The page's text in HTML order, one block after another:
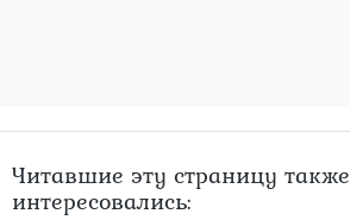
Читавшие эту страницу также
интересовались: